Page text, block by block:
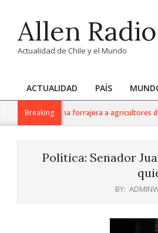
contentAllen Radio
Actualidad de Chile y el Mundo
Primary
Navigation
ACTUALIDAD PAÍS
Breaking
kilos de avena forrajera a agricultores
Política: Senador
BY: